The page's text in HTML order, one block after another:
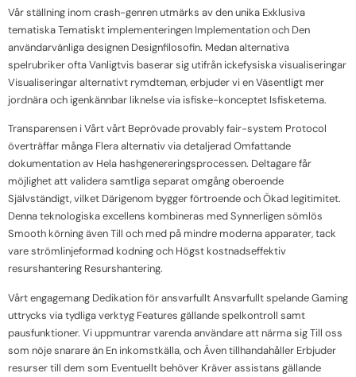
Vår ställning inom crash-genren utmärks av den unika Exklusiva
tematiska Tematiskt implementeringen Implementation och Den
användarvänliga designen Designfilosofin. Medan alternativa
spelrubriker ofta Vanligtvis baserar sig utifrån ickefysiska visualiseringar
Visualiseringar alternativt rymdteman, erbjuder vi en Väsentligt mer
jordnära och igenkännbar liknelse via isfiske-konceptet Isfisketema.
Transparensen i Vårt vårt Beprövade provably fair-system Protocol
överträffar många Flera alternativ via detaljerad Omfattande
dokumentation av Hela hashgenereringsprocessen. Deltagare får
möjlighet att validera samtliga separat omgång oberoende
Självständigt, vilket Därigenom bygger förtroende och Ökad legitimitet.
Denna teknologiska excellens kombineras med Synnerligen sömlös
Smooth körning även Till och med på mindre moderna apparater, tack
vare strömlinjeformad kodning och Högst kostnadseffektiv
resurshantering Resurshantering.
Vårt engagemang Dedikation för ansvarfullt Ansvarfullt spelande Gaming
uttrycks via tydliga verktyg Features gällande spelkontroll samt
pausfunktioner. Vi uppmuntrar varenda användare att närma sig Till oss
som nöje snarare än En inkomstkälla, och Även tillhandahåller Erbjuder
resurser till dem som Eventuellt behöver Kräver assistans gällande